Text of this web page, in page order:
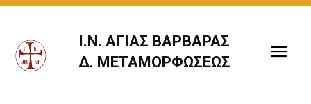
Ι.Ν. ΑΓΙΑΣ ΒΑΡΒΑΡΑΣ
Δ. ΜΕΤΑΜΟΡΦΩΣΕΩΣ